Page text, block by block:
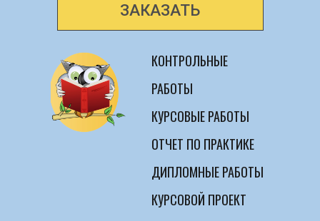
ЗАКАЗАТЬ
КОНТРОЛЬНЫЕ
РАБОТЫ
КУРСОВЫЕ РАБОТЫ
ОТЧЕТ ПО ПРАКТИКЕ
ДИПЛОМНЫЕ РАБОТЫ
КУРСОВОЙ ПРОЕКТ